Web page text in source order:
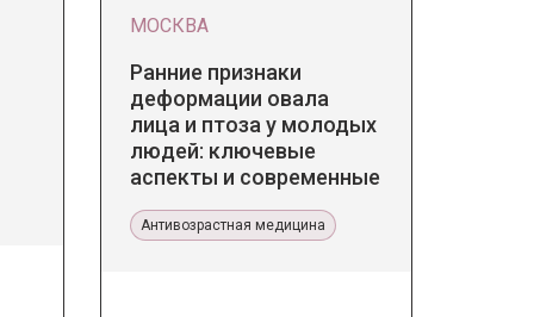
МОСКВА
Ранние признаки
деформации овала
лица и птоза у молодых
людей: ключевые
аспекты и современные
Антивозрастная медицина